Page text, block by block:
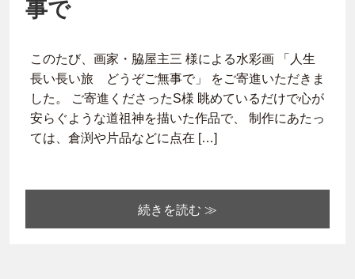
事で
このたび、画家・脇屋主三 様による水彩画 「人生
長い長い旅 どうぞご無事で」 をご寄進いただきま
した。 ご寄進くださったS様 眺めているだけで心が
安らぐような道祖神を描いた作品で、 制作にあたっ
ては、倉渕や片品などに点在 […]
続きを読む ≫